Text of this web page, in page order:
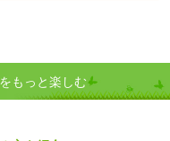
もっと楽しむ